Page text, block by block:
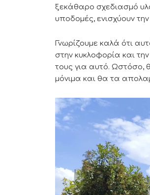
ξεκάθαρο σχεδιασμό
υποδομές, ενισχύουν
Γνωρίζουμε καλά ότι
στην κυκλοφορία και
τους για αυτό. Ωστόσο,
μόνιμα και θα τα